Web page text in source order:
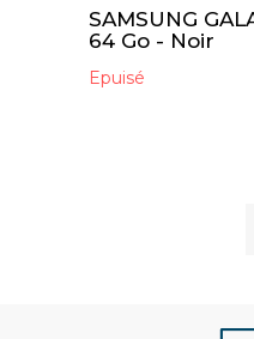
SAMSUNG
64 Go - Noir
Epuisé